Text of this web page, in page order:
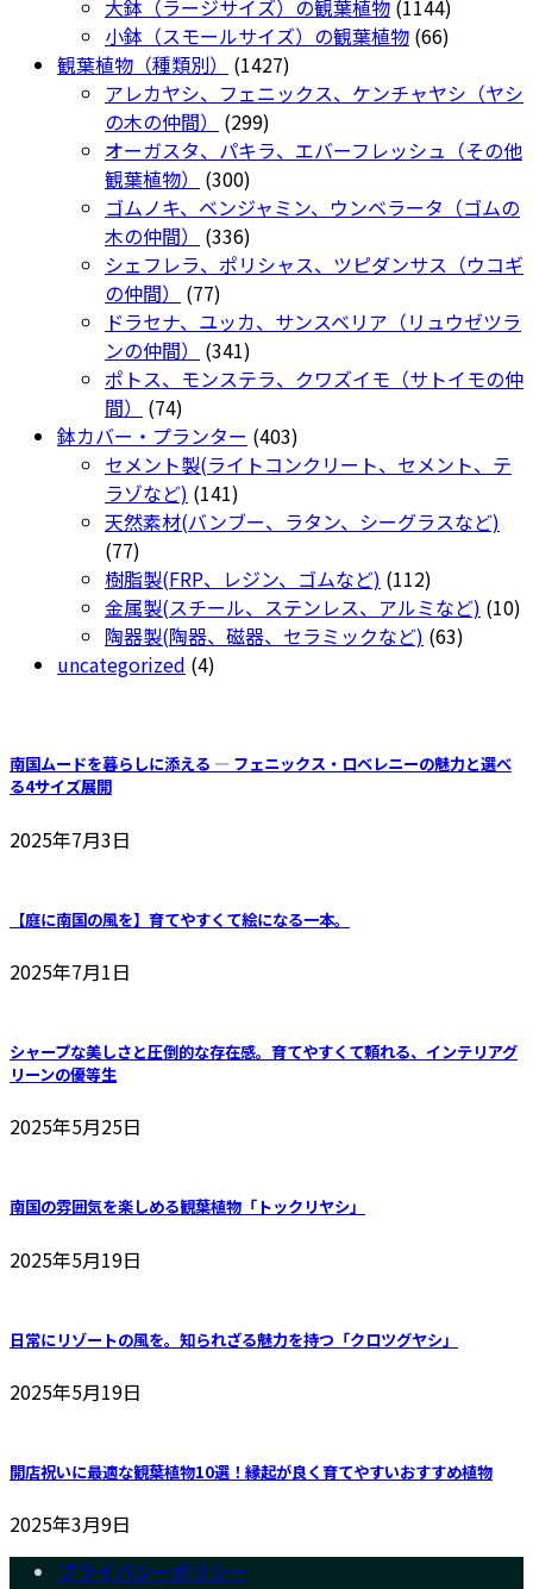
り
ま
す。
オ
シ
ン
商
ペ
ジ
ら
選
で
ま
す
の
商
品
個
の
品
大鉢（ラージサイズ）の観葉植物 11441144
個
商
小鉢（スモールサイズ）の観葉植物 6666
の
品
観葉植物（種類別） 14271427
個
商
アレカヤシ、フェニックス、ケンチャヤシ（ヤシ
の木の仲間）
299299
個
商
オーガスタ、パキラ、エバーフレッシュ（その他
観葉植物）
300300
個
の
商
ゴムノキ、ベンジャミン、ウンベラータ（ゴムの
木の仲間）
336336
個
商
品
シェフレラ、ポリシャス、ツピダンサス（ウコギ
の仲間）
7777
個
の
商
ドラセナ、ユッカ、サンスベリア（リュウゼツラ
ンの仲間）
341341
個
商
品
ポトス、モンステラ、クワズイモ（サトイモの仲
間）
7474
個
の
商
品
鉢カバー・プランター 403403
個
商
セメント製(ライトコンクリート、セメント、テ
ラゾなど) 141141
個
商
品
天然素材(バンブー、ラタン、シーグラスなど)
7777
個
の
商
品
樹脂製(FRP、レジン、ゴムなど) 112112
個
の
金属製(スチール、ステンレス、アルミなど) 1010
陶器製(陶器、磁器、セラミックなど) 6363
品
uncategorized 44
品
南国ムードを暮らしに添える ― フェニックス・ロベレニーの魅力と選べ
る4サイズ展開
2025年7月3日
【庭に南国の風を】育てやすくて絵になる一本。
2025年7月1日
シャープな美しさと圧倒的な存在感。育てやすくて頼れる、インテリアグ
リーンの優等生
2025年5月25日
南国の雰囲気を楽しめる観葉植物「トックリヤシ」
2025年5月19日
日常にリゾートの風を。知られざる魅力を持つ「クロツグヤシ」
2025年5月19日
開店祝いに最適な観葉植物10選！縁起が良く育てやすいおすすめ植物
2025年3月9日
プライバシーポリシー